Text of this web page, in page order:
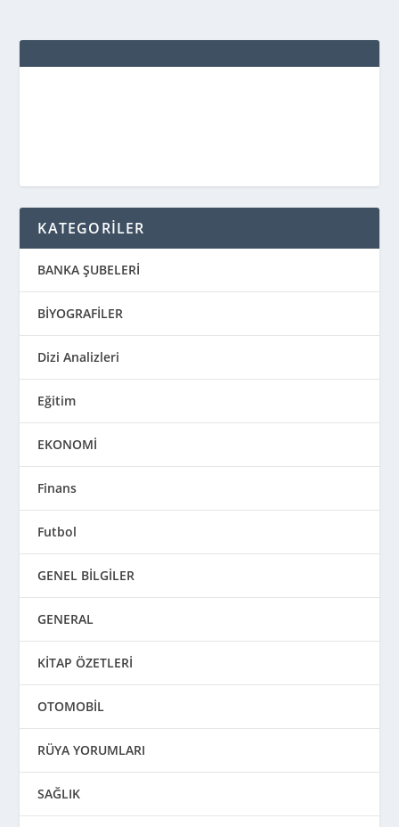
KATEGORİLER
BANKA ŞUBELERİ
BİYOGRAFİLER
Dizi Analizleri
Eğitim
EKONOMİ
Finans
Futbol
GENEL BİLGİLER
GENERAL
KİTAP ÖZETLERİ
OTOMOBİL
RÜYA YORUMLARI
SAĞLIK